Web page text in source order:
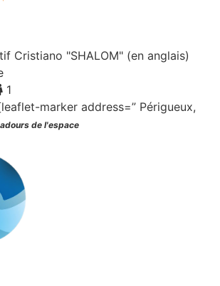
Cristiano "SHALOM" (en anglais)
1
marker address=” Périgueux,
de l'espace